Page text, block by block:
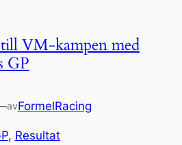
VM-kampen med
GP
avFormelRacing
, Resultat